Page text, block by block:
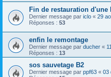
Fin de restauration d'une
Dernier message par iclo « 29
Réponses : 53
enfin le remontage
Dernier message par ducher «
Réponses : 13
sos sauvetage B2
Dernier message par ppf63 « 03